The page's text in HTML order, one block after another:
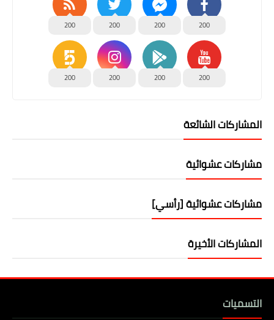
200
200
200
200
200
200
200
200
المشاركات الشائعة
مشاركات عشوائية
مشاركات عشوائية [رأسي]
المشاركات الأخيرة
التسميات